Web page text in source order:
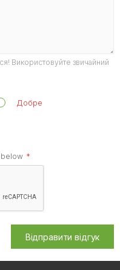
Використовуйте звичайний
Добре
below
Відправити відгук